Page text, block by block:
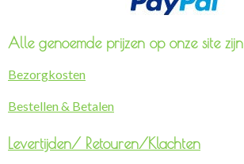
Alle genoemde prijzen op onze site zijn
Bezorgkosten
Bestellen & Betalen
Levertijden/ Retouren/Klachten